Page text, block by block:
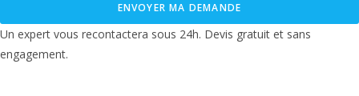
ENVOYER MA DEMANDE
Un expert vous recontactera sous 24h. Devis gratuit et sans
engagement.